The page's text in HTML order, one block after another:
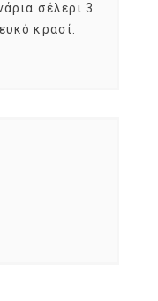
σέλερι 3
κρασί.